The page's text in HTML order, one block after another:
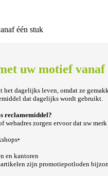
één stuk
uw motief vanaf
het dagelijks leven, omdat ze
dat dagelijks wordt gebruikt.
reclamemiddel?
webadres zorgen ervoor dat uw
en kantoren
zijn promotiepotloden